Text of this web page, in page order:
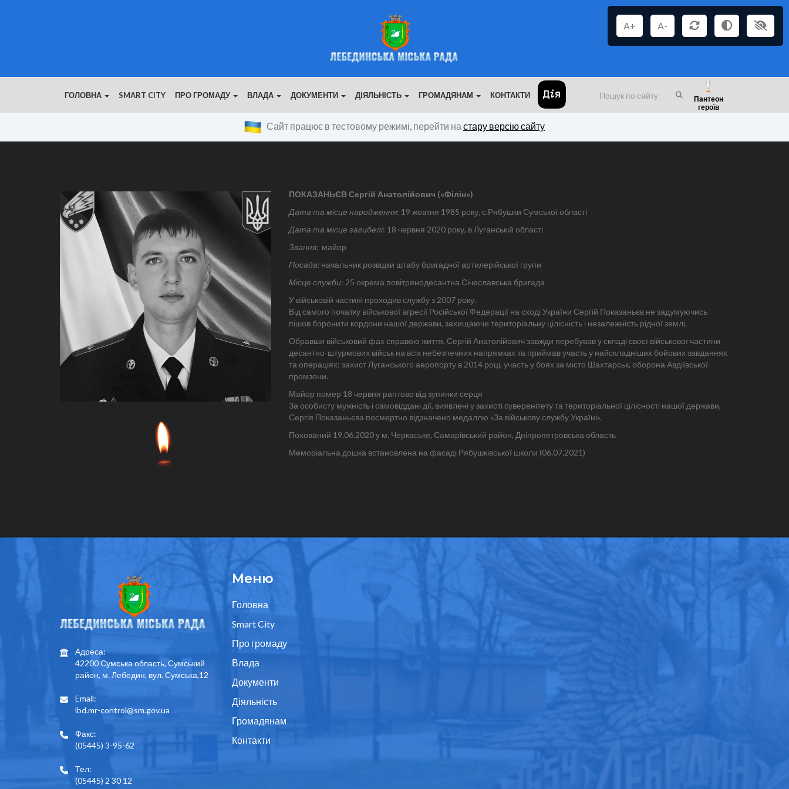
ГОЛОВНА SMART CITY ПРО ГРОМАДУ ВЛАДА ДОКУМЕНТИ ДІЯЛЬНІСТЬ ГРОМАДЯНАМ КОНТАКТИ
Пантеон
героїв
A+ A-
Сайт працює в тестовому режимі, перейти на стару версію сайту
ПОКАЗАНЬЄВ Сергій Анатолійович («Філін»)
Дата та місце народження: 19 жовтня 1985 року, с.Рябушки Сумської області
Дата та місце загибелі: 18 червня 2020 року, в Луганській області
Звання: майор
Посада: начальник розвідки штабу бригадної артилерійської групи
Місце служби: 25 окрема повітрянодесантна Січеславська бригада
У військовій частині проходив службу з 2007 року.
Від самого початку військової агресії Російської Федерації на сході України Сергій Показаньєв не задумуючись
пішов боронити кордони нашої держави, захищаючи територіальну цілісність і незалежність рідної землі.
Обравши військовий фах справою життя, Сергій Анатолійович завжди перебував у складі своєї військової частини
десантно-штурмових військ на всіх небезпечних напрямках та приймав участь у найскладніших бойових завданнях
та операціях: захист Луганського аеропорту в 2014 році, участь у боях за місто Шахтарськ, оборона Авдіївської
промзони.
Майор помер 18 червня раптово від зупинки серця
За особисту мужність і самовіддані дії, виявлені у захисті суверенітету та територіальної цілісності нашої держави,
Сергія Показаньєва посмертно відзначено медаллю «За військову службу Україні».
Похований 19.06.2020 у м. Черкаське, Самарівський район, Дніпропетровська область
Меморіальна дошка встановлена на фасаді Рябушківської школи (06.07.2021)
Адреса:
42200 Сумська область, Сумський
район, м. Лебедин, вул. Сумська,12
Email:
lbd.mr-control@sm.gov.ua
Факс:
(05445) 3-95-62
Тел:
(05445) 2 30 12
Меню
Головна
Smart City
Про громаду
Влада
Документи
Діяльність
Громадянам
Контакти